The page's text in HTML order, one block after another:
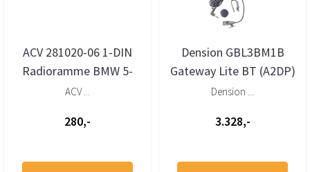
ACV 281020-06 1-DIN
Radioramme BMW 5-
serie (E39) X5 (E53)
ACV ...
280,-
Dension GBL3BM1B
Gateway Lite BT (A2DP)
BMW med 17pins Bavaria
Dension ...
3.328,-